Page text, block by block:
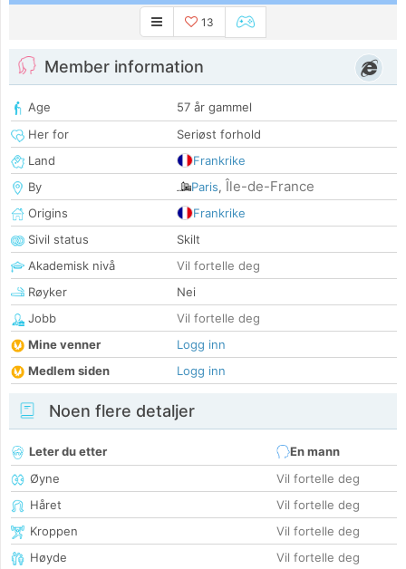
13
Member information
Age
57 år gammel
Her for
Seriøst forhold
Land
Frankrike
By
Paris, Île-de-France
Origins
Frankrike
Sivil status
Skilt
Akademisk nivå
Vil fortelle deg
Røyker
Nei
Jobb
Vil fortelle deg
Mine venner
Logg inn
Medlem siden
Logg inn
Noen flere detaljer
Leter du etter
En mann
Øyne
Vil fortelle deg
Håret
Vil fortelle deg
Kroppen
Vil fortelle deg
Høyde
Vil fortelle deg